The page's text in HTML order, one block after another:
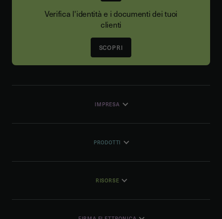
Verifica l'identità e i documenti dei tuoi
clienti
SCOPRI
IMPRESA
PRODOTTI
RISORSE